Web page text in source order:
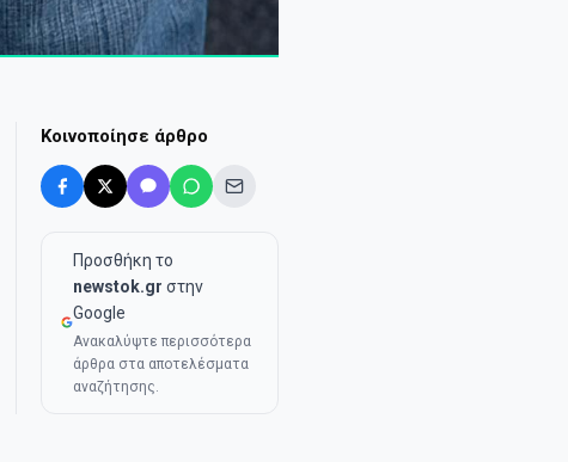
Κοινοποίησε άρθρο
Προσθήκη το
newstok.gr στην
Google
Ανακαλύψτε περισσότερα
άρθρα στα αποτελέσματα
αναζήτησης.